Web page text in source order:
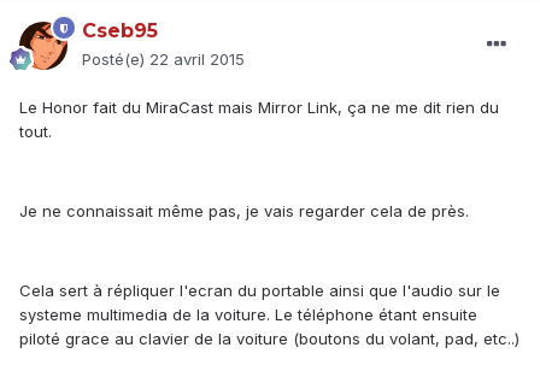
Cseb95
Posté(e) 22 avril 2015
Le Honor fait du MiraCast mais Mirror Link, ça ne me dit rien du
tout.
Je ne connaissait même pas, je vais regarder cela de près.
Cela sert à répliquer l'ecran du portable ainsi que l'audio sur le
systeme multimedia de la voiture. Le téléphone étant ensuite
piloté grace au clavier de la voiture (boutons du volant, pad, etc..)